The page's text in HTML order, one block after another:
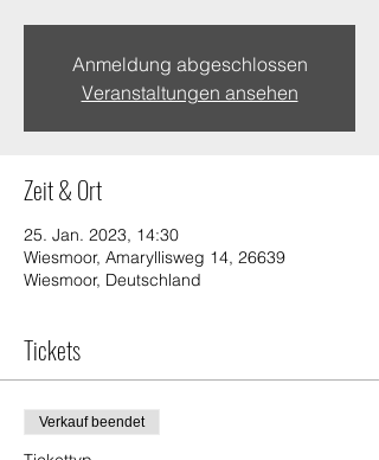
Anmeldung abgeschlossen
Veranstaltungen ansehen
Zeit & Ort
25. Jan. 2023, 14:30
Wiesmoor, Amaryllisweg 14, 26639
Wiesmoor, Deutschland
Tickets
Verkauf beendet